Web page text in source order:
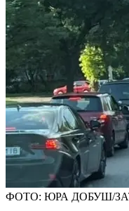
ФОТО: ЮРА ДОБУШ/